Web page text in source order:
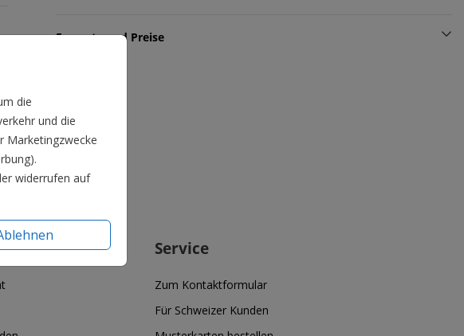
die
und die
Marketingzwecke
widerrufen auf
Formate und Preise
Service
Zum Kontaktformular
Für Schweizer Kunden